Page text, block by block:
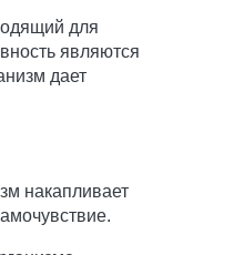
для
являются
дает
накапливает